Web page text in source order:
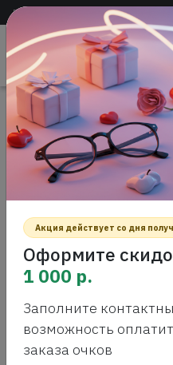
Доставка по всей России
САЛОН ОПТИКИ
Главная
Интернет-магазин
Солнцезащитные очки
DAVID BECKHAM DB 1172/S
Солнцезащитные очки
DAVID BECKHAM
DARK RUTHENIUM
Акция действует со дня
Оформите
1 000 р.
Заполните
возможность
заказа очков